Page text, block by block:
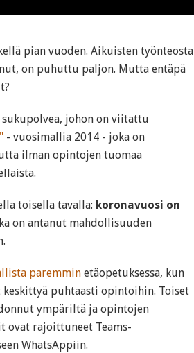
pian vuoden. Aikuisten työnteosta
on puhuttu paljon. Mutta entäpä
johon on viitattu
- vuosimallia 2014 - joka on
ilman opintojen tuomaa
toisella tavalla: koronavuosi on
on antanut mahdollisuuden
paremmin etäopetuksessa, kun
puhtaasti opintoihin. Toiset
ympäriltä ja opintojen
ovat rajoittuneet Teams-
WhatsAppiin.